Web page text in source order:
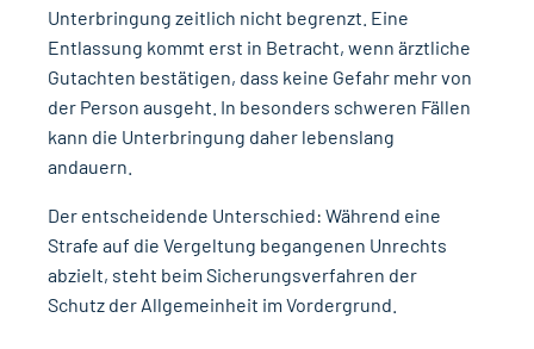
Unterbringung zeitlich nicht begrenzt. Eine
Entlassung kommt erst in Betracht, wenn ärztliche
Gutachten bestätigen, dass keine Gefahr mehr von
der Person ausgeht. In besonders schweren Fällen
kann die Unterbringung daher lebenslang
andauern.
Der entscheidende Unterschied: Während eine
Strafe auf die Vergeltung begangenen Unrechts
abzielt, steht beim Sicherungsverfahren der
Schutz der Allgemeinheit im Vordergrund.